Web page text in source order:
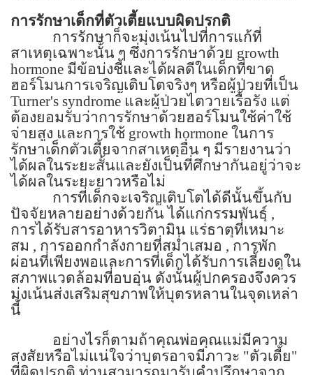
การรักษาเด็กที่ตัวเตี้ยแบบผิดปรกติ
การรักษาก็จะมุ่งเน้นไปที่การแก้ที่
สาเหตุเฉพาะนั้น ๆ ซึ่งการรักษาด้วย growth
hormone มีข้อบ่งชี้และได้ผลดีในเด็กที่ขาด
ฮอร์โมนการเจริญเติบโตจริงๆ หรือผู้ป่วยที่เป็น
Turner's syndrome และผู้ป่วยไตวายเรื้อรัง แต่
ต้องยอมรับว่าการรักษาด้วยฮอร์โมนใช้ค่าใช้
จ่ายสูง และการใช้ growth hormone ในการ
รักษาเด็กตัวเตี้ยจากสาเหตุอื่น ๆ มีรายงานว่า
ได้ผลในระยะสั้นและยังเป็นที่ศึกษากันอยู่ว่าจะ
ได้ผลในระยะยาวหรือไม่
การที่เด็กจะเจริญเติบโตได้ดีนั้นขึ้นกับ
ปัจจัยหลายอย่างด้วยกัน ได้แก่กรรมพันธุ์ ,
การได้รับสารอาหารวิตามิน แร่ธาตุที่เหมาะ
สม , การออกกำลังกายที่สม่ำเสมอ , การพัก
ผ่อนที่เพียงพอและการที่เด็กได้รับการเลี้ยงดูใน
สภาพแวดล้อมที่อบอุ่น ดังนั้นผู้ปกครองจึงควร
มุ่งเน้นส่งเสริมสุขภาพให้บุตรหลานในจุดเหล่า
นี้
อย่างไรก็ตามถ้าคุณพ่อคุณแม่มีความ
สงสัยหรือไม่แน่ใจว่าบุตรอาจมีภาวะ "ตัวเตี้ย"